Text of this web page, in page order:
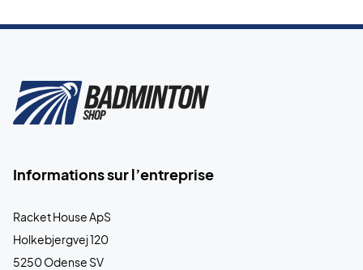
Informations sur l’entreprise
Racket House ApS
Holkebjergvej 120
5250 Odense SV